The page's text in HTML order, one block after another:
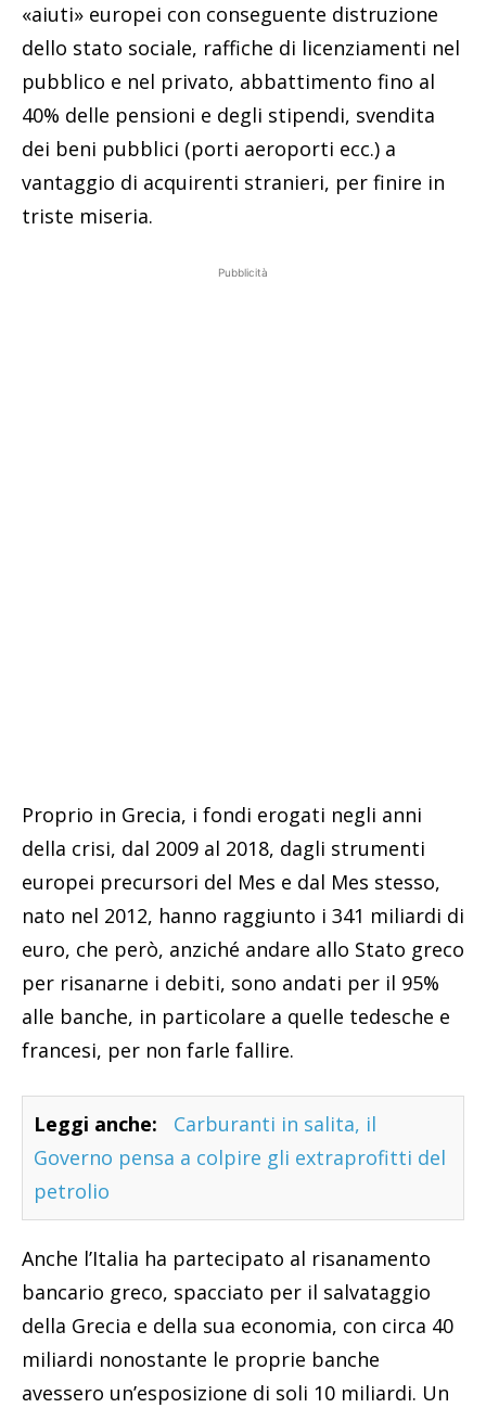
«aiuti» europei con conseguente distruzione
dello stato sociale, raffiche di licenziamenti nel
pubblico e nel privato, abbattimento fino al
40% delle pensioni e degli stipendi, svendita
dei beni pubblici (porti aeroporti ecc.) a
vantaggio di acquirenti stranieri, per finire in
triste miseria.
Pubblicità
Proprio in Grecia, i fondi erogati negli anni
della crisi, dal 2009 al 2018, dagli strumenti
europei precursori del Mes e dal Mes stesso,
nato nel 2012, hanno raggiunto i 341 miliardi di
euro, che però, anziché andare allo Stato greco
per risanarne i debiti, sono andati per il 95%
alle banche, in particolare a quelle tedesche e
francesi, per non farle fallire.
Leggi anche:
Carburanti in salita, il
Governo pensa a colpire gli extraprofitti del
petrolio
Anche l’Italia ha partecipato al risanamento
bancario greco, spacciato per il salvataggio
della Grecia e della sua economia, con circa 40
miliardi nonostante le proprie banche
avessero un’esposizione di soli 10 miliardi. Un